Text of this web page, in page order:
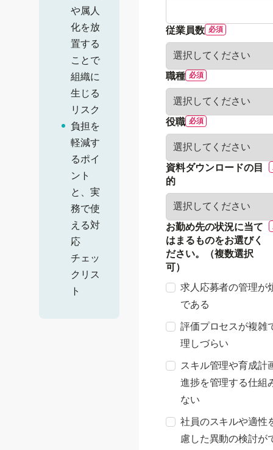
や属人
化を放
置する
ことで
組織に
生じる
リスク
負担を
軽減す
るポイ
ント
と、実
務で使
える対
応
チェッ
クリス
ト
従業員数
職種
役職
資料ダウンロードの目
的
お勤め先の状況に当て
はまるものをお選びく
ださい。（複数選択
可）
求人応募者の管理が
である
評価プロセスが複雑
理しづらい
スキル管理や育成計
進捗を管理する仕組
ない
社員のスキルや適性
慮した異動の検討が